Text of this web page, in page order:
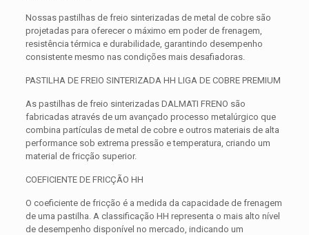
Nossas pastilhas de freio sinterizadas de metal de cobre são
projetadas para oferecer o máximo em poder de frenagem,
resistência térmica e durabilidade, garantindo desempenho
consistente mesmo nas condições mais desafiadoras.
PASTILHA DE FREIO SINTERIZADA HH LIGA DE COBRE PREMIUM
As pastilhas de freio sinterizadas DALMATI FRENO são
fabricadas através de um avançado processo metalúrgico que
combina partículas de metal de cobre e outros materiais de alta
performance sob extrema pressão e temperatura, criando um
material de fricção superior.
COEFICIENTE DE FRICÇÃO HH
O coeficiente de fricção é a medida da capacidade de frenagem
de uma pastilha. A classificação HH representa o mais alto nível
de desempenho disponível no mercado, indicando um